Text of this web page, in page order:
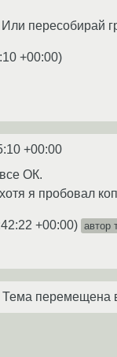
пересобирай
+00:00)
+00:00
ОК.
я пробовал
+00:00) автор
Тема перемещена